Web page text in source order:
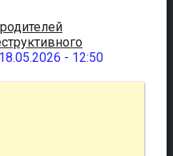
18.05.2026 - 12:50